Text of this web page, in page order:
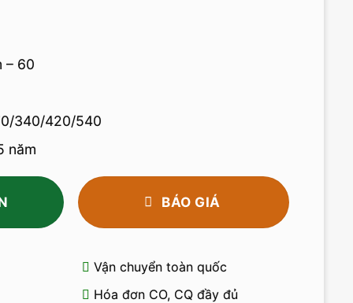
– 60
340/420/540
năm
BÁO GIÁ
Vận chuyển toàn quốc
Hóa đơn CO, CQ đầy đủ